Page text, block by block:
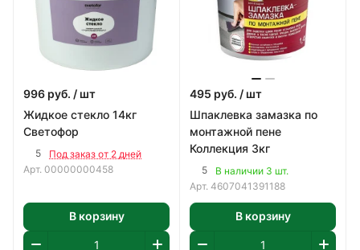
996 руб. / шт
Жидкое стекло 14кг
Светофор
5
Под заказ от 2 дней
Арт. 00000000458
В корзину
495 руб. / шт
Шпаклевка замазка по
монтажной пене
Коллекция 3кг
5
В наличии 3 шт.
Арт. 4607041391188
В корзину